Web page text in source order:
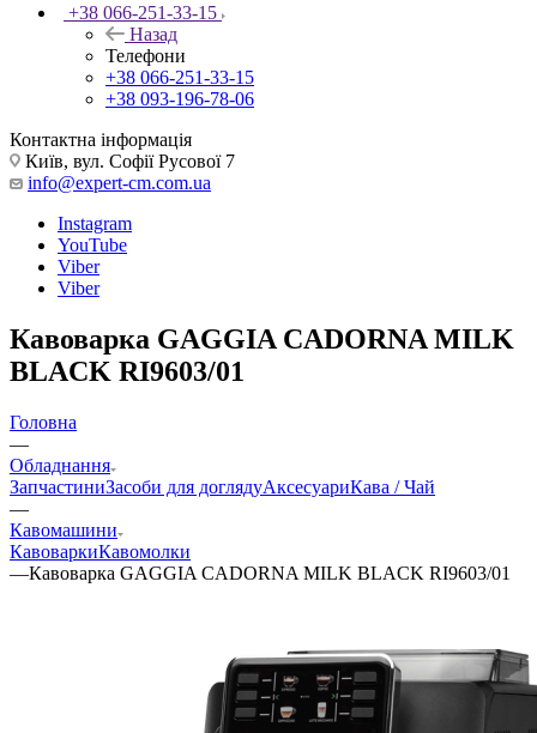
+38 066-251-33-15
Назад
Телефони
+38 066-251-33-15
+38 093-196-78-06
Контактна інформація
Київ, вул. Софії Русової 7
info@expert-cm.com.ua
Instagram
YouTube
Viber
Viber
Кавоварка GAGGIA CADORNA MILK
BLACK RI9603/01
Головна
—
Обладнання
ЗапчастиниЗасоби для доглядуАксесуариКава / Чай
—
Кавомашини
КавоваркиКавомолки
—Кавоварка GAGGIA CADORNA MILK BLACK RI9603/01